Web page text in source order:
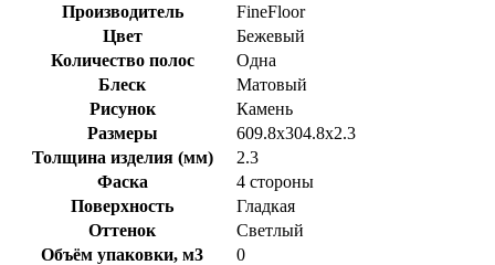
Производитель
FineFloor
Цвет
Бежевый
Количество полос
Одна
Блеск
Матовый
Рисунок
Камень
Размеры
609.8x304.8x2.3
Толщина изделия (мм)
2.3
Фаска
4 стороны
Поверхность
Гладкая
Оттенок
Светлый
Объём упаковки, м3
0